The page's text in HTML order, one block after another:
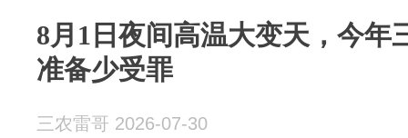
8月1日夜间高温大变天，今年
准备少受罪
三农雷哥 2026-07-30